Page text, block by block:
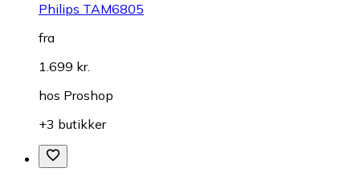
Philips TAM6805
fra
1.699 kr.
hos Proshop
+3 butikker